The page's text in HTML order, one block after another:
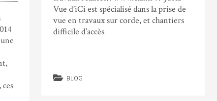
Vue d’iCi est spécialisé dans la prise de
vue en travaux sur corde, et chantiers
difficile d’accès
BLOG